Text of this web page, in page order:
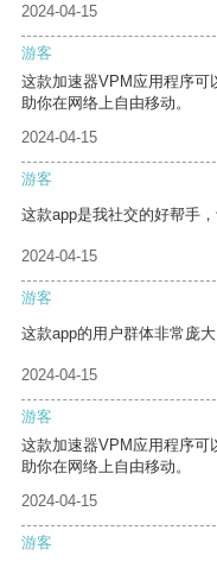
2024-04-15
游客
这款加速器VPM应用程序可
助你在网络上自由移动。
2024-04-15
游客
这款app是我社交的好帮手
2024-04-15
游客
这款app的用户群体非常庞
2024-04-15
游客
这款加速器VPM应用程序可
助你在网络上自由移动。
2024-04-15
游客